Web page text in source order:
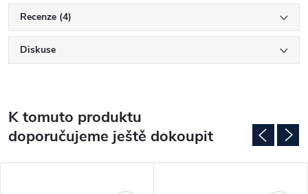
Recenze (4)
Diskuse
K tomuto produktu
doporučujeme ještě dokoupit